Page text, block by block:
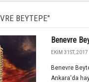
BEYTEPE"
Benevre
EKIM 31ST, 2017 |
Benevre
Ankara'da